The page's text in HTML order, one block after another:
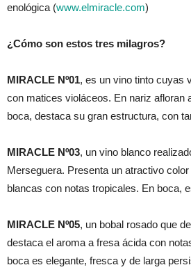
enológica (www.elmiracle.com)
¿Cómo son estos tres milagros?
MIRACLE Nº01, es un vino tinto cuyas
con matices violáceos. En nariz afloran
boca, destaca su gran estructura, con
MIRACLE Nº03, un vino blanco
Merseguera. Presenta un atractivo
blancas con notas tropicales. En boca,
MIRACLE Nº05, un bobal rosado que
destaca el aroma a fresa ácida con
boca es elegante, fresca y de larga